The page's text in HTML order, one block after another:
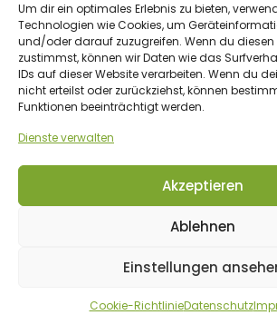
Um dir ein optimales Erlebnis zu bieten,
Technologien wie Cookies, um
und/oder darauf zuzugreifen. Wenn du
zustimmst, können wir Daten wie das
IDs auf dieser Website verarbeiten. Wenn du
nicht erteilst oder zurückziehst, können
Funktionen beeinträchtigt werden.
Dienste verwalten
Akzeptieren
Ablehnen
Einstellungen
Cookie-RichtlinieDatenschutz
ZAHLUNGSMETHODEN